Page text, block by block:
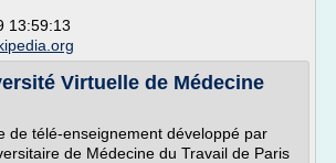
13:59:13
Virtuelle de Médecine
de télé-enseignement développé par
de Médecine du Travail de Paris